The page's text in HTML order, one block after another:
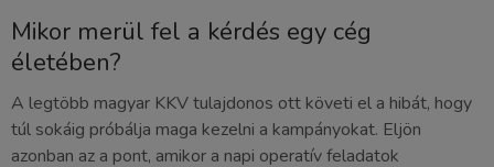
Mikor merül fel a kérdés egy cég
életében?
A legtöbb magyar KKV tulajdonos ott követi el a hibát, hogy
túl sokáig próbálja maga kezelni a kampányokat. Eljön
azonban az a pont, amikor a napi operatív feladatok